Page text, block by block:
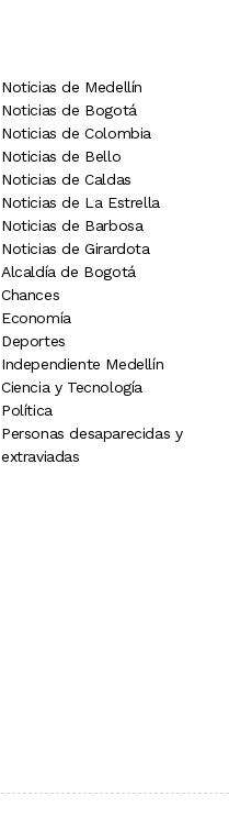
Noticias de Medellín
Noticias de Bogotá
Noticias de Colombia
Noticias de Bello
Noticias de Caldas
Noticias de La Estrella
Noticias de Barbosa
Noticias de Girardota
Alcaldía de Bogotá
Chances
Economía
Deportes
Independiente Medellín
Ciencia y Tecnología
Política
Personas desaparecidas y
extraviadas